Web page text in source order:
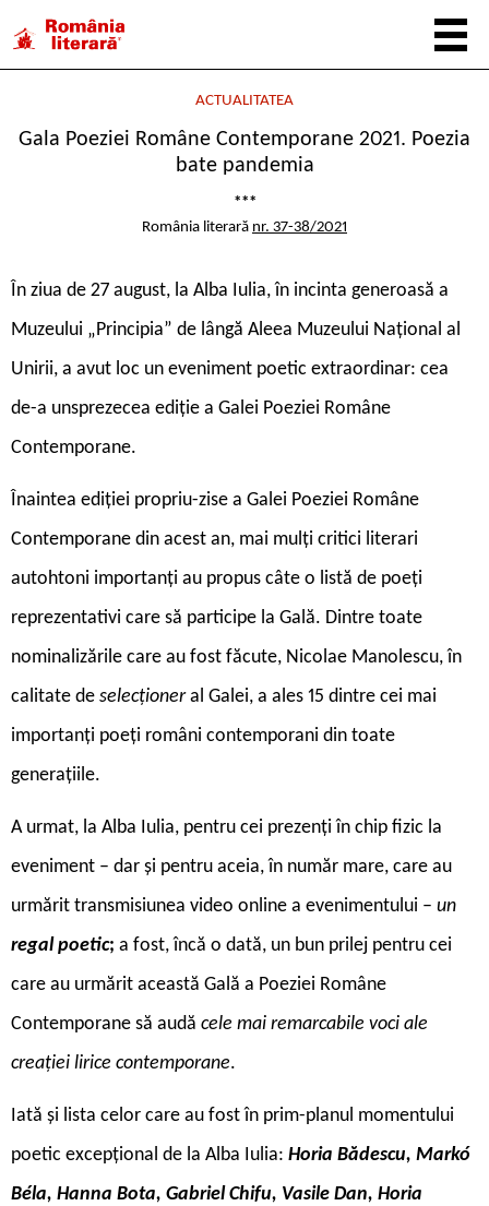
ACTUALITATEA
Gala Poeziei Române Contemporane 2021. Poezia
bate pandemia
***
România literară nr. 37-38/2021
În ziua de 27 august, la Alba Iulia, în incinta generoasă a
Muzeului „Principia” de lângă Aleea Muzeului Național al
Unirii, a avut loc un eveniment poetic extraordinar: cea
de-a unsprezecea ediție a Galei Poeziei Române
Contemporane.
Înaintea ediției propriu-zise a Galei Poeziei Române
Contemporane din acest an, mai mulți critici literari
autohtoni importanți au propus câte o listă de poeți
reprezentativi care să participe la Gală. Dintre toate
nominalizările care au fost făcute, Nicolae Manolescu, în
calitate de selecționeral Galei, a ales 15 dintre cei mai
importanți poeți români contemporani din toate
generațiile.
A urmat, la Alba Iulia, pentru cei prezenți în chip fizic la
eveniment – dar și pentru aceia, în număr mare, care au
urmărit transmisiunea video online a evenimentului – un
regal poetic; a fost, încă o dată, un bun prilej pentru cei
care au urmărit această Gală a Poeziei Române
Contemporane să audă cele mai remarcabile voci ale
creației lirice contemporane.
Iată și lista celor care au fost în prim-planul momentului
poetic excepțional de la Alba Iulia: Horia Bădescu, Markó
Béla, Hanna Bota, Gabriel Chifu, Vasile Dan, Horia